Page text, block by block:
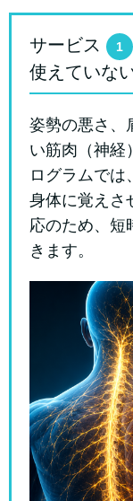
サービス 1
使えていな
姿勢の悪さ、
い筋肉（神経
ログラムでは
身体に覚えさ
応のため、短
きます。